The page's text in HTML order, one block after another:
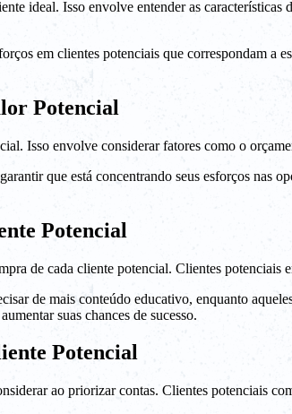
ideal. Isso envolve entender as
em clientes potenciais que correspondam a
Potencial
Isso envolve considerar fatores como o
que está concentrando seus esforços nas
Potencial
de cada cliente potencial. Clientes potenciais
de mais conteúdo educativo, enquanto
suas chances de sucesso.
Potencial
ao priorizar contas. Clientes potenciais